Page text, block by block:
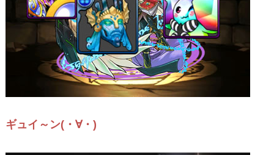
ギュイ～ン(・∀・)